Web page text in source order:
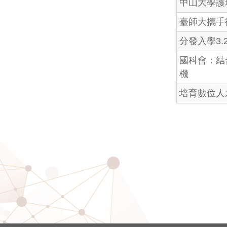
中山大學
臺師大攜
分發入學
國科會：
機
培育數位